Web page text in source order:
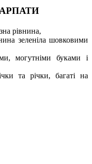
рівнина,
зеленіла шовковими
могутніми буками і
та річки, багаті на